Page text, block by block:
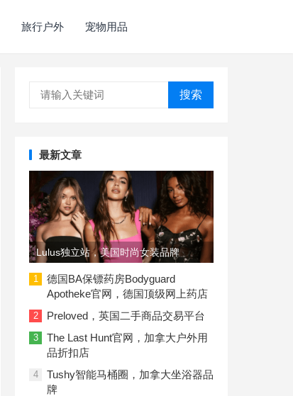
旅行户外 宠物用品
搜索
最新文章
Lulus独立站，美国时尚女装品牌
1
德国BA保镖药房Bodyguard
Apotheke官网，德国顶级网上药店
2 Preloved，英国二手商品交易平台
3
The Last Hunt官网，加拿大户外用
品折扣店​
4
Tushy智能马桶圈，加拿大坐浴器品
牌